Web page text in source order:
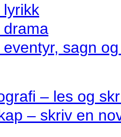
lyrikk
drama
sagn
– les og
– skriv en